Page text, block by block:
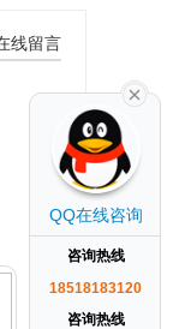
线留言
QQ在线咨询
咨询热线
18518183120
咨询热线